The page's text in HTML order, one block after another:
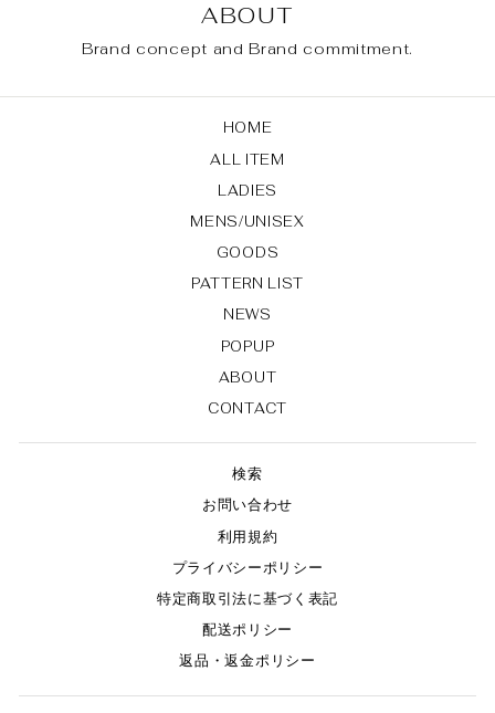
ABOUT
Brand concept and Brand commitment.
HOME
ALL ITEM
LADIES
MENS/UNISEX
GOODS
PATTERN LIST
NEWS
POPUP
ABOUT
CONTACT
検索
お問い合わせ
利用規約
プライバシーポリシー
特定商取引法に基づく表記
配送ポリシー
返品・返金ポリシー